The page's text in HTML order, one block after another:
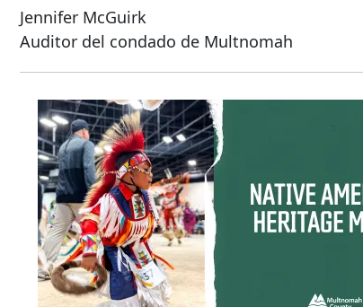
Jennifer McGuirk
Auditor del condado de Multnomah